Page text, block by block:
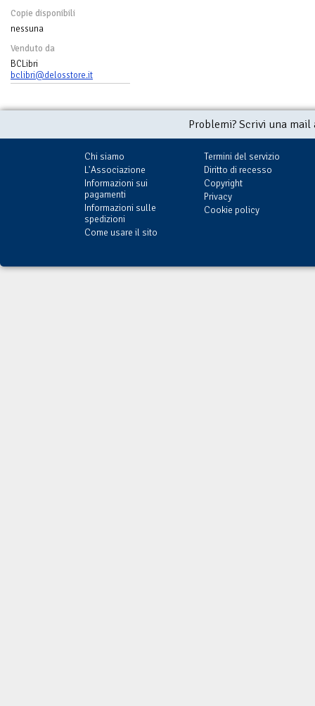
Copie disponibili
nessuna
Venduto da
BCLibri
bclibri@delosstore.it
Problemi? Scrivi una
Chi siamo
L'Associazione
Informazioni sui
pagamenti
Informazioni sulle
spedizioni
Come usare il sito
Termini del servizio
Diritto di recesso
Copyright
Privacy
Cookie policy